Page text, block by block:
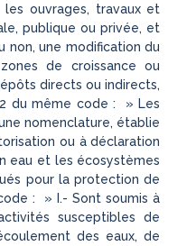
ouvrages, travaux et
publique ou privée, et
non, une modification du
de croissance ou
directs ou indirects,
2 du même code : » Les
nomenclature, établie
ou à déclaration
eau et les écosystèmes
pour la protection de
: » I.- Sont soumis à
susceptibles de
des eaux, de